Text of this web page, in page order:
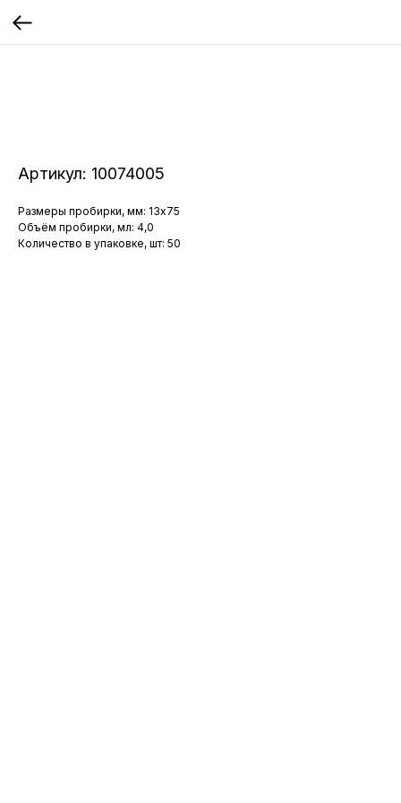
Артикул: 10074005
Размеры пробирки, мм: 13x75
Объём пробирки, мл: 4,0
Количество в упаковке, шт: 50